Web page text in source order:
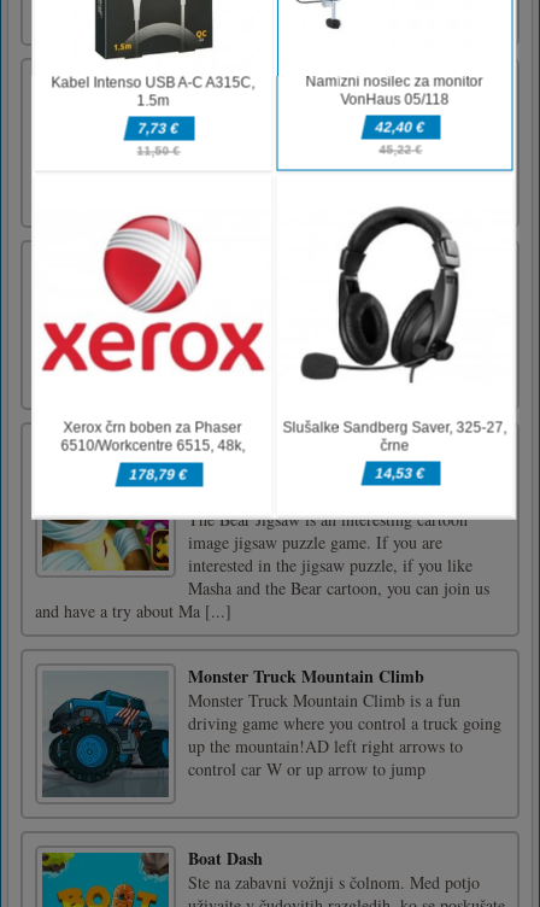
držite, da streljate kroglice
Freecell božič
Freecell za božič. Vse kartice premaknite v
skladu s klasičnimi pravili o prosti celici.
Spužva SpongeBob
SpongeBob Sniper je spongebob igra s
točkami in kliki, uporabite miško in povečajte
Spongebob ter kliknite, dokler jih ne najdete
vsi.Z miško poiščite gobico
Masha and the Bear Jigsaw
Masha and the Bear Jigsaw Puzzle is an online
The Bear Jigsaw is an interesting cartoon
image jigsaw puzzle game. If you are
interested in the jigsaw puzzle, if you like
Masha and the Bear cartoon, you can join us
and have a try about Ma [...]
Monster Truck Mountain Climb
Monster Truck Mountain Climb is a fun
driving game where you control a truck going
up the mountain!AD left right arrows to
control car W or up arrow to jump
Boat Dash
Ste na zabavni vožnji s čolnom. Med potjo